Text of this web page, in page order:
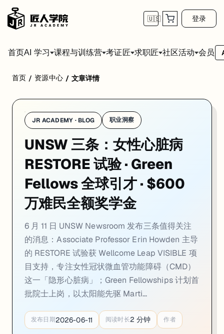
🇺🇸 登录
首页AI 学习 课程与训练营 考证匠 求职匠 社区活动 会员
学校：新南威尔士大学 / UNSW Sydney
6 月 11 日 UNSW Newsroom 发布三条值得关注的消息：Associate
01. UNSW 主导 RESTORE 试验，Wellcome
：UNSW 医学与健康学院 Associate Professor Erin Howden
UNSW 医学与健康学院 Associate Professor Erin Howden 入选
Wellcome Leap 是专注于高风险高回报生命科学研究的全球性机构。
对于计划在 UNSW 从事生物医学、运动生理学、心脏医学或女性健康
02. Green Fellowships 首批院士上岗：58 国
：UNSW 宣布 Green Fellowships 计划首批院士正式加入，为
UNSW Green Fellowships 计划宣布迎来首批院士，正式开始运转。
首批 Green Fellows 覆盖四个方向：关键矿产、宪法法、人口健康和
Green Fellowships 的合同设计为最短 12 个月、最长两年（全职等效
来源：UNSW Newsroom · 2026-06
首页 / 资源中心 / 文章详情
JR ACADEMY · BLOG 职业洞察
UNSW 三条：女性心脏病
RESTORE 试验 · Green
Fellows 全球引才 · $600
万难民全额奖学金
6 月 11 日 UNSW Newsroom 发布三条值得关注
的消息：Associate Professor Erin Howden 主导
的 RESTORE 试验获 Wellcome Leap VISIBLE 项
目支持，专注女性冠状微血管功能障碍（CMD）
这一「隐形心脏病」；Green Fellowships 计划首
批院士上岗，以太阳能先驱 Marti...
发布日期2026-06-11 阅读时长2 分钟 作者